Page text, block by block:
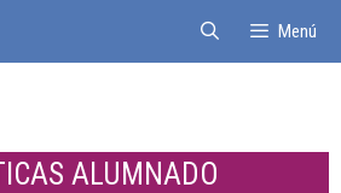
Menú
ALUMNADO